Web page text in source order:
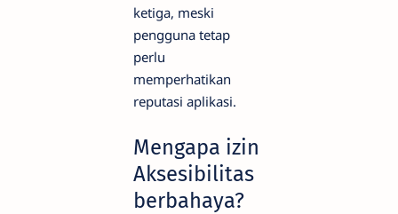
ketiga, meski
pengguna tetap
perlu
memperhatikan
reputasi aplikasi.
Mengapa izin
Aksesibilitas
berbahaya?